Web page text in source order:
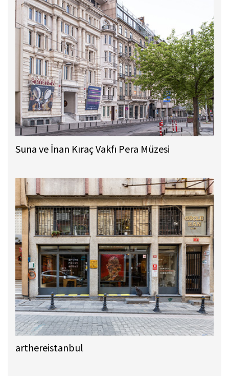
Suna ve İnan Kıraç Vakfı Pera Müzesi
arthereistanbul